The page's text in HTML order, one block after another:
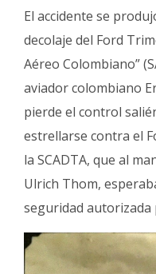
El accidente se
decolaje del Ford
Aéreo Colombiano”
aviador colombiano
pierde el control
estrellarse contra el
la SCADTA, que al
Ulrich Thom,
seguridad autorizada